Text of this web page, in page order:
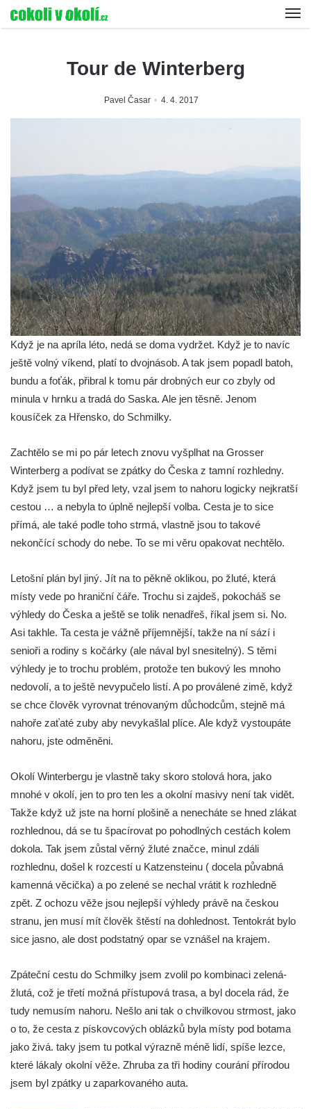
Tour de Winterberg
Pavel Časar 4. 4. 2017
Když je na apríla léto, nedá se doma vydržet. Když je to navíc
ještě volný víkend, platí to dvojnásob. A tak jsem popadl batoh,
bundu a foťák, přibral k tomu pár drobných eur co zbyly od
minula v hrnku a tradá do Saska. Ale jen těsně. Jenom
kousíček za Hřensko, do Schmilky.
Zachtělo se mi po pár letech znovu vyšplhat na Grosser
Winterberg a podívat se zpátky do Česka z tamní rozhledny.
Když jsem tu byl před lety, vzal jsem to nahoru logicky nejkratší
cestou … a nebyla to úplně nejlepší volba. Cesta je to sice
přímá, ale také podle toho strmá, vlastně jsou to takové
nekončící schody do nebe. To se mi věru opakovat nechtělo.
Letošní plán byl jiný. Jít na to pěkně oklikou, po žluté, která
místy vede po hraniční čáře. Trochu si zajdeš, pokocháš se
výhledy do Česka a ještě se tolik nenadřeš, říkal jsem si. No.
Asi takhle. Ta cesta je vážně příjemnější, takže na ní sází i
senioři a rodiny s kočárky (ale nával byl snesitelný). S těmi
výhledy je to trochu problém, protože ten bukový les mnoho
nedovolí, a to ještě nevypučelo listí. A po proválené zimě, když
se chce člověk vyrovnat trénovaným důchodcům, stejně má
nahoře zaťaté zuby aby nevykašlal plíce. Ale když vystoupáte
nahoru, jste odměněni.
Okolí Winterbergu je vlastně taky skoro stolová hora, jako
mnohé v okolí, jen to pro ten les a okolní masivy není tak vidět.
Takže když už jste na horní plošině a nenecháte se hned zlákat
rozhlednou, dá se tu špacírovat po pohodlných cestách kolem
dokola. Tak jsem zůstal věrný žluté značce, minul zdáli
rozhlednu, došel k rozcestí u Katzensteinu ( docela půvabná
kamenná věcička) a po zelené se nechal vrátit k rozhledně
zpět. Z ochozu věže jsou nejlepší výhledy právě na českou
stranu, jen musí mít člověk štěstí na dohlednost. Tentokrát bylo
sice jasno, ale dost podstatný opar se vznášel na krajem.
Zpáteční cestu do Schmilky jsem zvolil po kombinaci zelená-
žlutá, což je třetí možná přístupová trasa, a byl docela rád, že
tudy nemusím nahoru. Nešlo ani tak o chvilkovou strmost, jako
o to, že cesta z pískovcových oblázků byla místy pod botama
jako živá. taky jsem tu potkal výrazně méně lidí, spíše lezce,
které lákaly okolní věže. Zhruba za tři hodiny courání přírodou
jsem byl zpátky u zaparkovaného auta.